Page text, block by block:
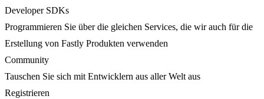
Developer SDKs
Programmieren Sie über die gleichen Services, die wir auch für die
Erstellung von Fastly Produkten verwenden
Community
Tauschen Sie sich mit Entwicklern aus aller Welt aus
Registrieren